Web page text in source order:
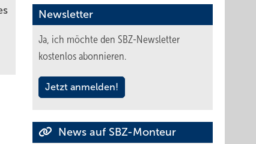
Newsletter
Ja, ich möchte den SBZ-Newsletter
kostenlos abonnieren.
Jetzt anmelden!
News auf SBZ-Monteur